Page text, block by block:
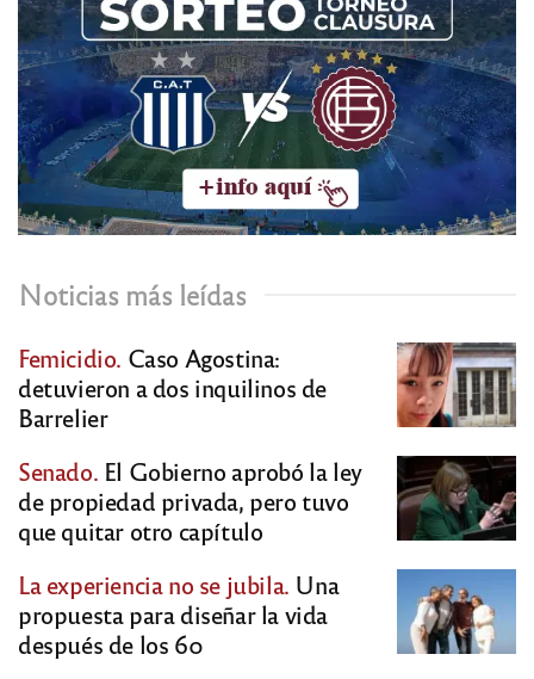
Noticias más leídas
Femicidio. Caso Agostina:
detuvieron a dos inquilinos de
Barrelier
Senado. El Gobierno aprobó la ley
de propiedad privada, pero tuvo
que quitar otro capítulo
La experiencia no se jubila. Una
propuesta para diseñar la vida
después de los 60